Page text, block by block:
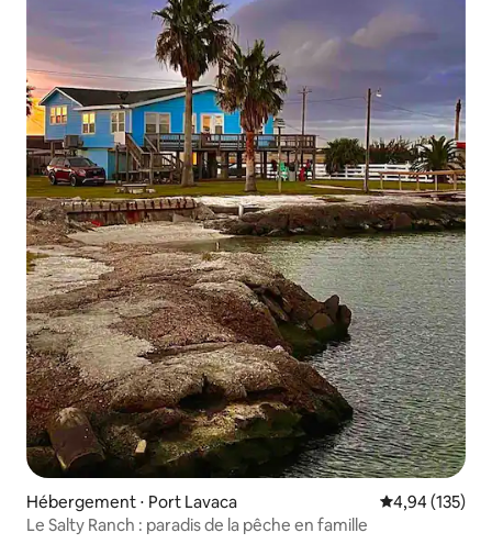
Hébergement ⋅ Port Lavaca Évaluation
4,94 (135)
Le Salty Ranch : paradis de la pêche en famille